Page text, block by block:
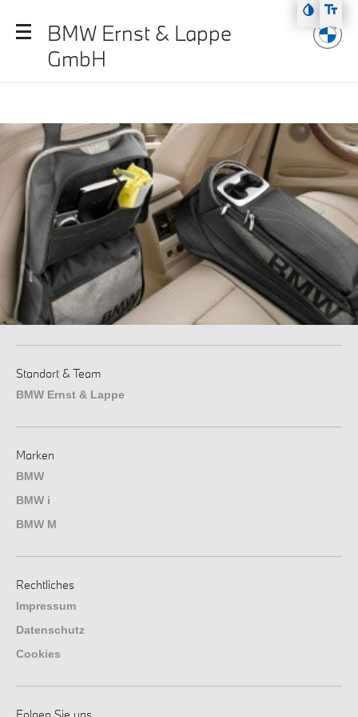
Zum Hauptmenü
Zum Inhalt
BMW Ernst & Lappe
GmbH
Standort & Team
BMW Ernst & Lappe
Marken
BMW
BMW i
BMW M
Rechtliches
Impressum
Datenschutz
Cookies